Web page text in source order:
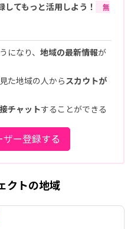
してもっと活用しよう！
無
になり、 地域の最新情報が
た地域の人から スカウトが
チャットすることができる
ー登録する
クトの地域